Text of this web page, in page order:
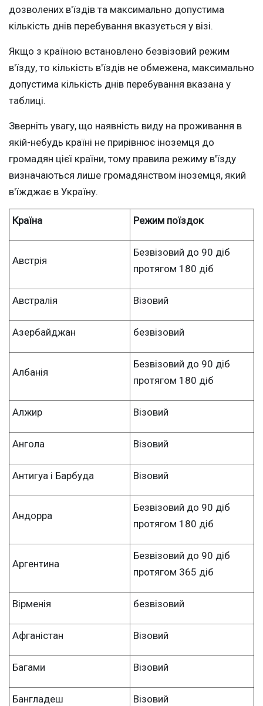
дозволених в'їздів та максимально допустима
кількість днів перебування вказується у візі.
Якщо з країною встановлено безвізовий режим
в'їзду, то кількість в'їздів не обмежена, максимально
допустима кількість днів перебування вказана у
таблиці.
Зверніть увагу, що наявність виду на проживання в
якій-небудь країні не прирівнює іноземця до
громадян цієї країни, тому правила режиму в'їзду
визначаються лише громадянством іноземця, який
в'їжджає в Україну.
Країна Режим поїздок
Австрія
Безвізовий до 90 діб
протягом 180 діб
Австралія Візовий
Азербайджан безвізовий
Албанія
Безвізовий до 90 діб
протягом 180 діб
Алжир Візовий
Ангола Візовий
Антигуа і Барбуда Візовий
Андорра
Безвізовий до 90 діб
протягом 180 діб
Аргентина
Безвізовий до 90 діб
протягом 365 діб
Вірменія безвізовий
Афганістан Візовий
Багами Візовий
Бангладеш Візовий